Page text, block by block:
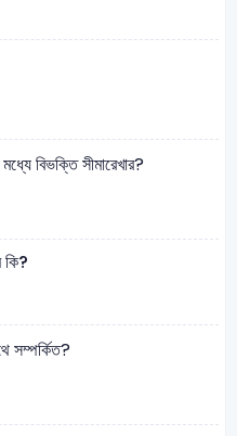
বিভক্তি সীমারেখার?
কি?
সম্পর্কিত?